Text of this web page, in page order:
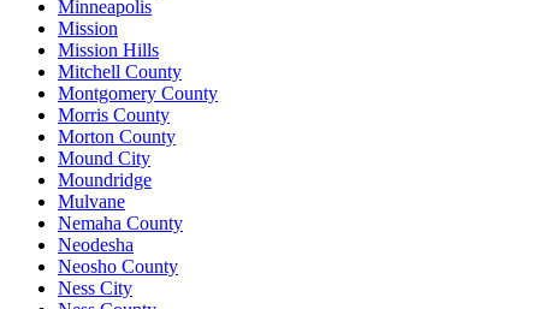
Minneapolis
Mission
Mission Hills
Mitchell County
Montgomery County
Morris County
Morton County
Mound City
Moundridge
Mulvane
Nemaha County
Neodesha
Neosho County
Ness City